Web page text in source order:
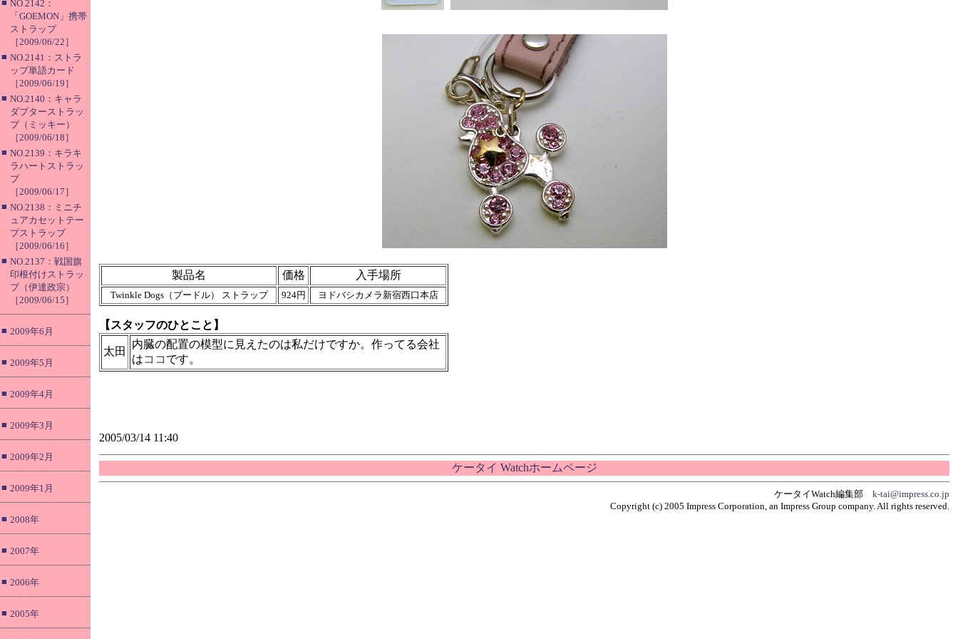
■ NO.2142：
「GOEMON」携帯
ストラップ
［2009/06/22］
■ NO.2141：ストラ
ップ単語カード
［2009/06/19］
■ NO.2140：キャラ
ダプターストラッ
プ（ミッキー）
［2009/06/18］
■ NO.2139：キラキ
ラハートストラッ
プ
［2009/06/17］
■ NO.2138：ミニチ
ュアカセットテー
プストラップ
［2009/06/16］
■ NO.2137：戦国旗
印根付けストラッ
プ（伊達政宗）
［2009/06/15］
■ 2009年6月
■ 2009年5月
■ 2009年4月
■ 2009年3月
■ 2009年2月
■ 2009年1月
■ 2008年
■ 2007年
■ 2006年
■ 2005年
製品名 価格 入手場所
Twinkle Dogs（プードル） ストラップ 924円 ヨドバシカメラ新宿西口本店
【スタッフのひとこと】
太田
内臓の配置の模型に見えたのは私だけですか。作ってる会社
はココ です。
2005/03/14 11:40
ケータイ Watchホームページ
ケータイWatch編集部 k-tai@impress.co.jp
Copyright (c) 2005 Impress Corporation, an Impress Group company. All rights reserved.